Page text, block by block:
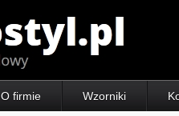
O firmie Wzorniki